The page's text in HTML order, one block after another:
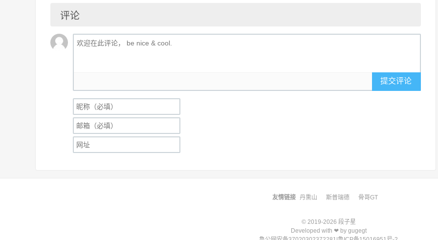
评论
提交评论
友情链接 丹熏山 斯普瑞德 骨哥GT
© 2019-2026 段子星
Developed with ❤ by gugegt